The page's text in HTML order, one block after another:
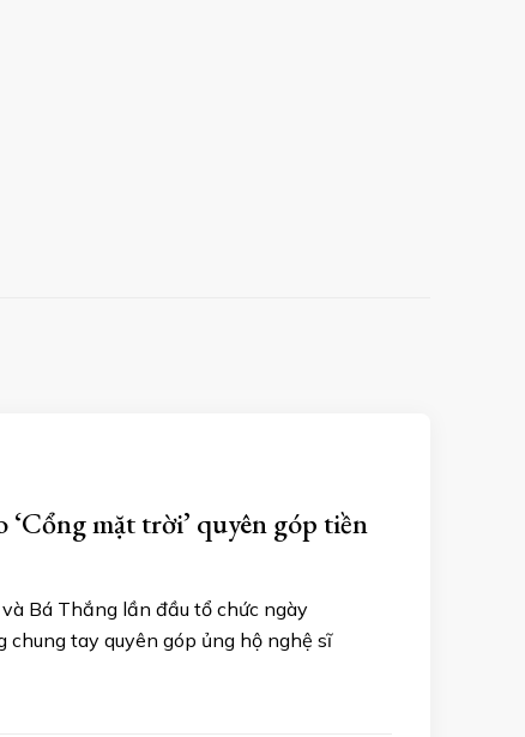
‘Cổng mặt trời’ quyên góp tiền
và Bá Thắng lần đầu tổ chức ngày
chung tay quyên góp ủng hộ nghệ sĩ